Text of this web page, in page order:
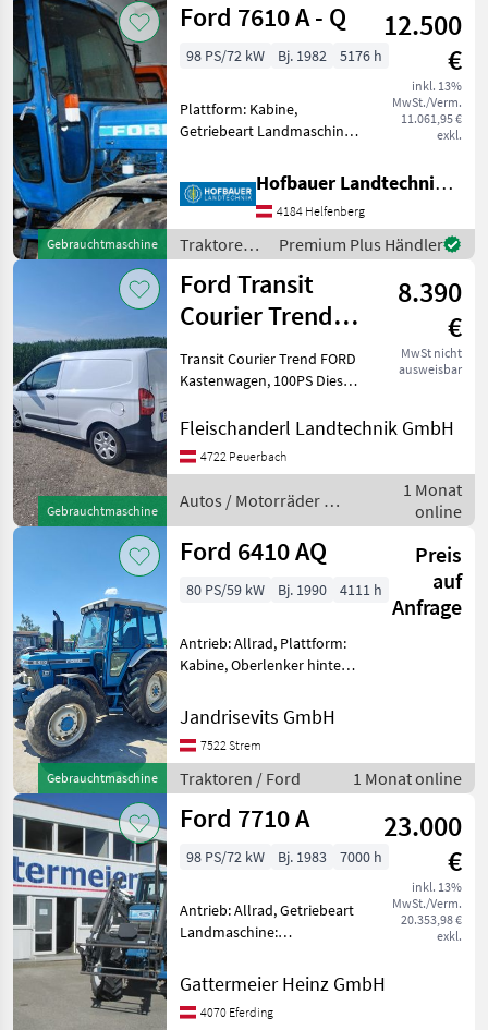
Gebrauchtmaschine
Ford 7610 A - Q
12.500
€
inkl. 13%
MwSt./Verm.
11.061,95 €
exkl.
98 PS/72 kW Bj. 1982 5176 h
Plattform: Kabine,
Getriebeart Landmaschine:
Allrad Komf. Kab. Traktoren
Standard Traktoren
Hofbauer Landtechnik GmbH
4184 Helfenberg
Traktoren /
Ford
Premium Plus Händler
Gebrauchtmaschine
Ford Transit
Courier Trend
Kastenwagen
8.390
€
MwSt nicht
ausweisbar
Transit Courier Trend FORD
Kastenwagen, 100PS Diesel,
Weiß, , schöner gepflegter
Klima, Radio , Flügeltüren
Fleischanderl Landtechnik GmbH
4722 Peuerbach
Autos / Motorräder /
Ford
1 Monat
online
Gebrauchtmaschine
Ford 6410 AQ
Preis
auf
Anfrage
80 PS/59 kW Bj. 1990 4111 h
Antrieb: Allrad, Plattform:
Kabine, Oberlenker hinten:
12749 Traktoren Standard
Traktoren
Jandrisevits GmbH
7522 Strem
Traktoren / Ford 1 Monat online
Ford 7710 A
23.000
€
inkl. 13%
MwSt./Verm.
20.353,98 €
exkl.
98 PS/72 kW Bj. 1983 7000 h
Antrieb: Allrad, Getriebeart
Landmaschine:
Plattform: Kabine,
Zapfwellendrehzahl:
540/1000,
Gattermeier Heinz GmbH
4070 Eferding